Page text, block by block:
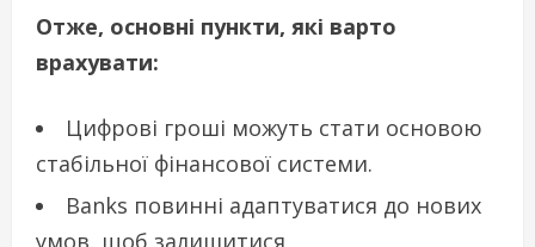
Отже, основні пункти, які варто
врахувати:
Цифрові гроші можуть стати основою
стабільної фінансової системи.
Banks повинні адаптуватися до нових